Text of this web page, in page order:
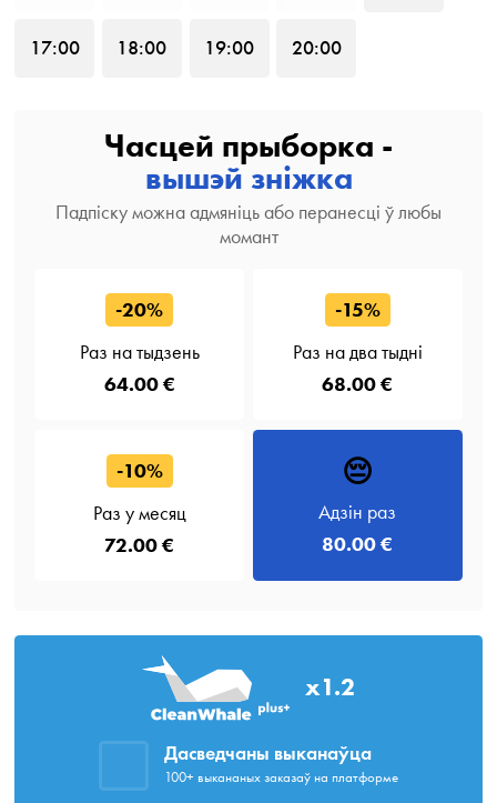
17:00 18:00 19:00 20:00
Часцей прыборка -
вышэй зніжка
Падпіску можна адмяніць або перанесці ў любы
момант
-20%
Раз на тыдзень
64.00 €
-15%
Раз на два тыдні
68.00 €
-10%
Раз у месяц
72.00 €
😔
Адзін раз
80.00 €
x1.2
Дасведчаны выканаўца
100+ выкананых заказаў на платформе